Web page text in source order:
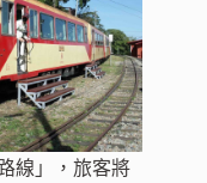
線」，旅客將